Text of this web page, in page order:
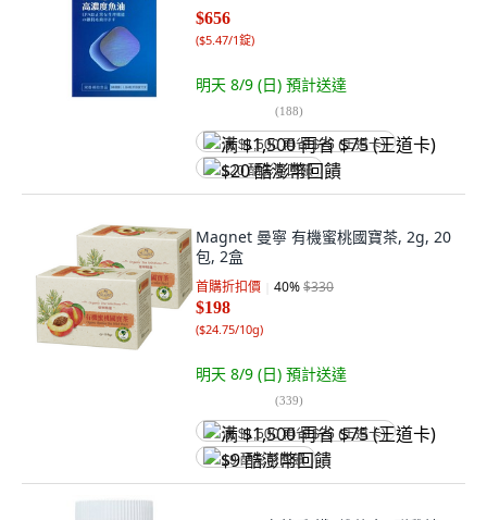
$656
($5.47/1錠)
明天 8/9 (日) 預計送達
(188)
满 $1,500 再省 $75 (王道卡)
$20 酷澎幣回饋
Magnet 曼寧 有機蜜桃國寶茶, 2g, 20
包, 2盒
首購折扣價 40%$330
$198
($24.75/10g)
明天 8/9 (日) 預計送達
(339)
满 $1,500 再省 $75 (王道卡)
$9 酷澎幣回饋